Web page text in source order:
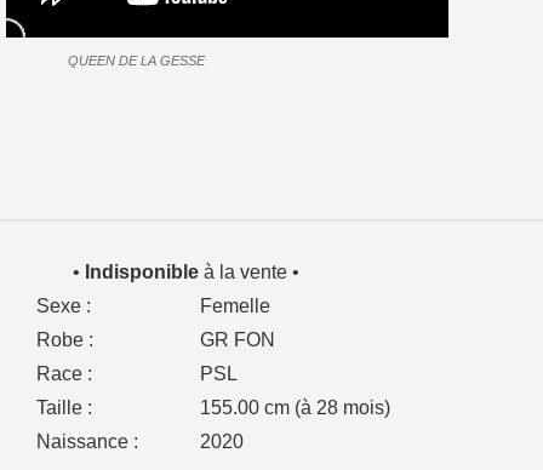
QUEEN DE LA GESSE
• Indisponible à la vente •
Sexe :
Femelle
Robe :
GR FON
Race :
PSL
Taille :
155.00 cm (à 28 mois)
Naissance :
2020